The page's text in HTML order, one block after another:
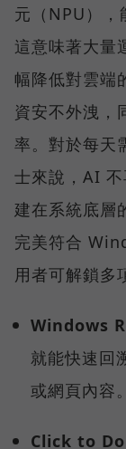
元（NPU），
這意味著大量
幅降低對雲端
資安不外洩，
率。對於每天
士來說，AI
建在系統底
完美符合
用者可解鎖多
Windows
就能快速回
或網頁內容。
Click to Do